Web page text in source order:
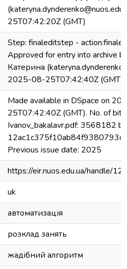
25T07:42:20Z (GMT)
Step: finaleditstep -
Approved for entry into archive
Катерина
2025-08-25T07:42:40Z (GMT)
Made available in DSpace on
25T07:42:40Z (GMT). No. of
Ivanov_bakalavr.pdf: 3568182
Previous issue date: 2025
https://eir.nuos.edu.ua/handle/
uk
автоматизація
розклад занять
жадібний алгоритм